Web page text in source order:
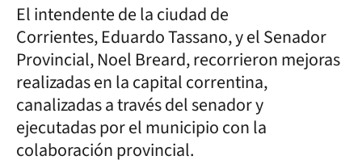
El intendente de la ciudad de
Corrientes, Eduardo Tassano, y el Senador
Provincial, Noel Breard, recorrieron mejoras
realizadas en la capital correntina,
canalizadas a través del senador y
ejecutadas por el municipio con la
colaboración provincial.